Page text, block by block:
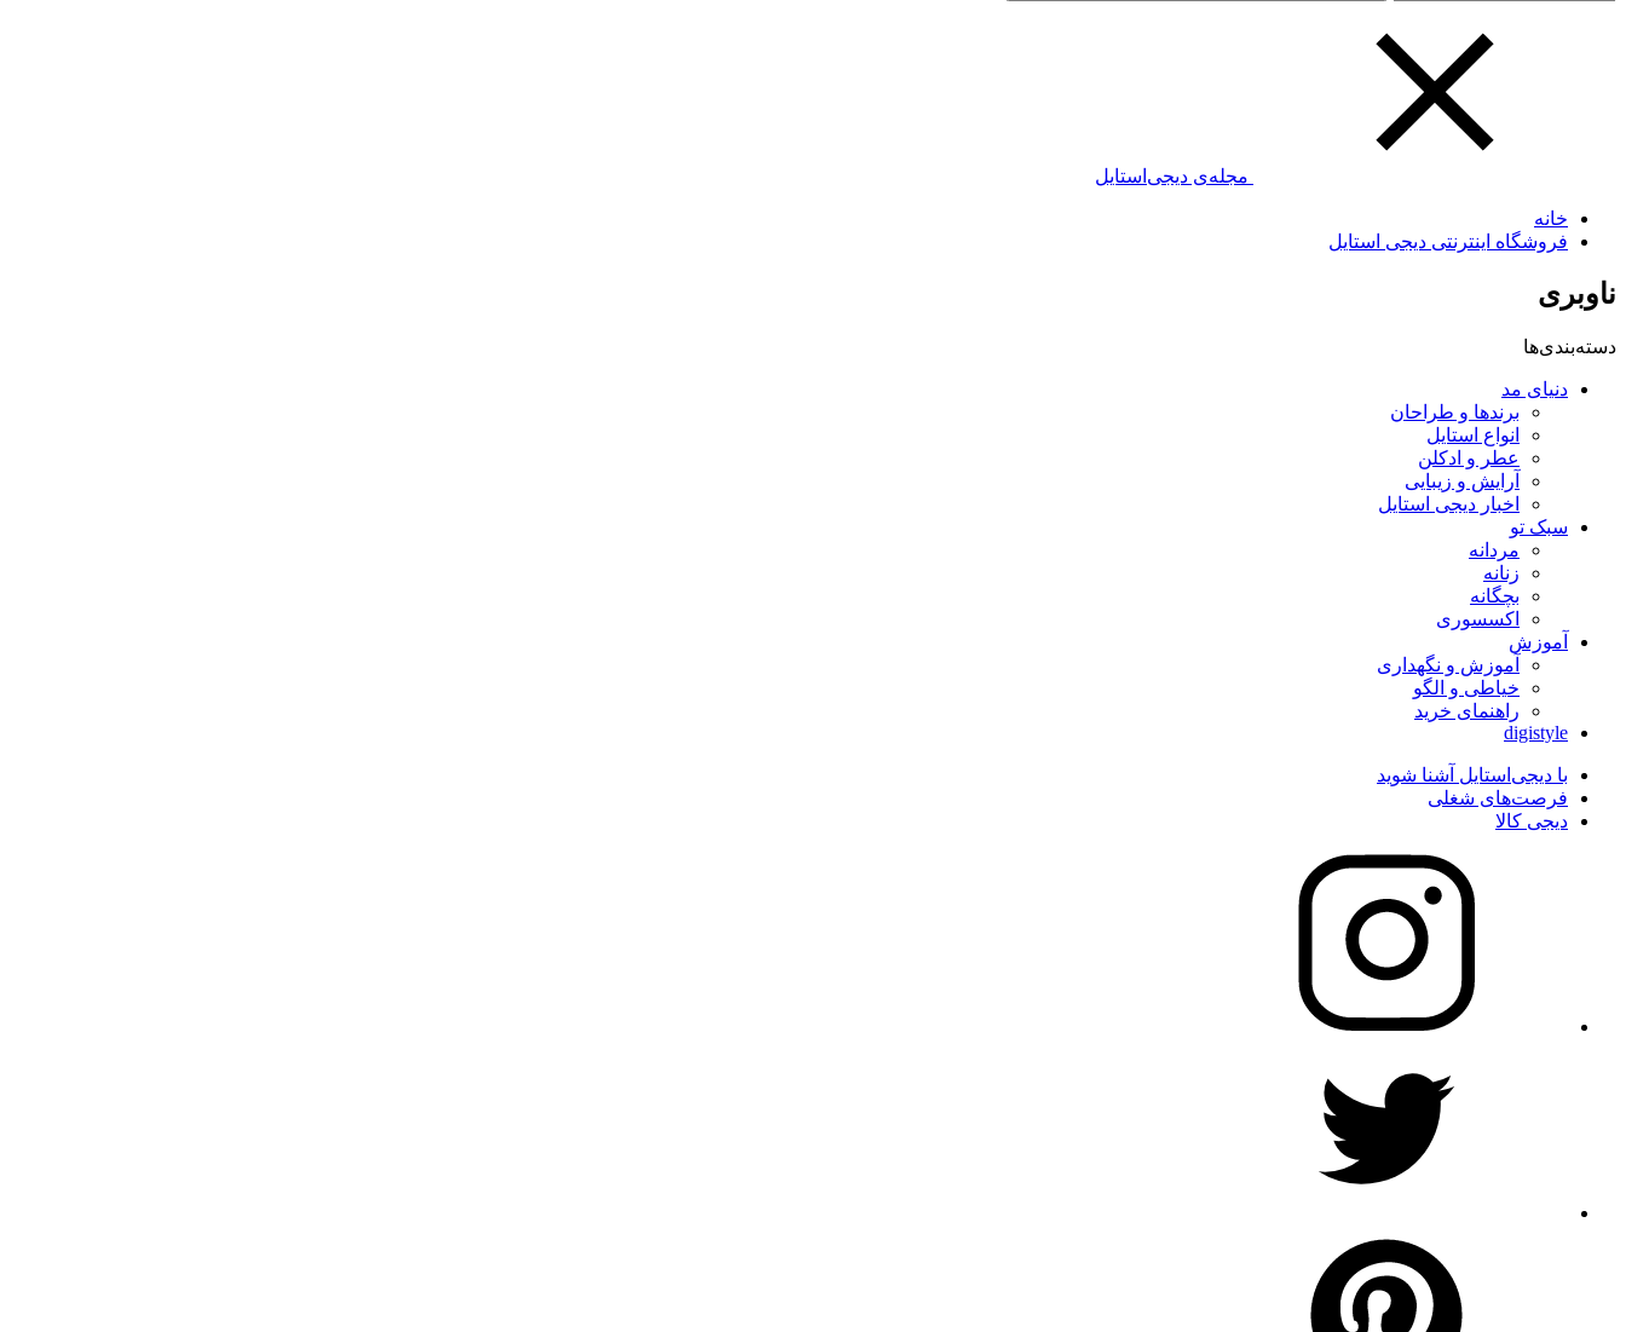
مجله‌ی دیجی‌استایل
خانه
فروشگاه اینترنتی دیجی استایل
ناوبری
دسته‌بندی‌ها
دنیای مد
برندها و طراحان
انواع استایل
عطر و ادکلن
آرایش و زیبایی
اخبار دیجی استایل
سبک تو
مردانه
زنانه
بچگانه
اکسسوری
آموزش
آموزش و نگهداری
خیاطی و الگو
راهنمای خرید
digistyle
با دیجی‌استایل آشنا شوید
فرصت‌های شغلی
دیجی کالا